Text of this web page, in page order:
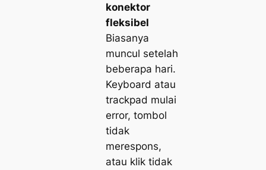
konektor
fleksibel
Biasanya
muncul setelah
beberapa hari.
Keyboard atau
trackpad mulai
error, tombol
tidak
merespons,
atau klik tidak